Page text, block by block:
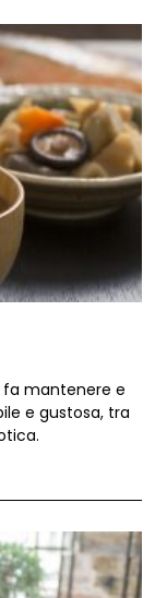
fa mantenere e
e gustosa, tra